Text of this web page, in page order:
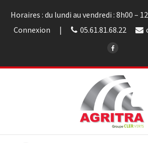
Horaires : du lundi au vendredi : 8h00 –
Connexion
05.61.81.68.22